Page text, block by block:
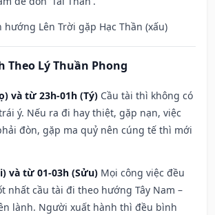
Lên Trời gặp Hạc Thần (xấu)
Theo Lý Thuần Phong
và từ 23h-01h (Tý) Cầu tài thì không có
ý. Nếu ra đi hay thiệt, gặp nạn, việc
đòn, gặp ma quỷ nên cúng tế thì mới
và từ 01-03h (Sửu) Mọi công việc đều
nhất cầu tài đi theo hướng Tây Nam –
lành. Người xuất hành thì đều bình